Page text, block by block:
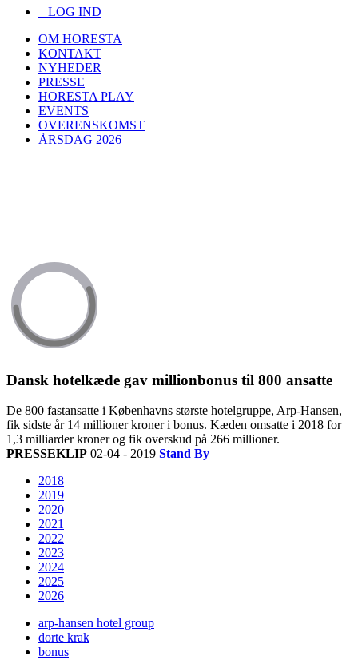
LOG IND
OM HORESTA
KONTAKT
NYHEDER
PRESSE
HORESTA PLAY
EVENTS
OVERENSKOMST
ÅRSDAG 2026
Dansk hotelkæde gav millionbonus til 800 ansatte
De 800 fastansatte i Københavns største hotelgruppe, Arp-Hansen,
fik sidste år 14 millioner kroner i bonus. Kæden omsatte i 2018 for
1,3 milliarder kroner og fik overskud på 266 millioner.
PRESSEKLIP 02-04 - 2019 Stand By
2018
2019
2020
2021
2022
2023
2024
2025
2026
arp-hansen hotel group
dorte krak
bonus